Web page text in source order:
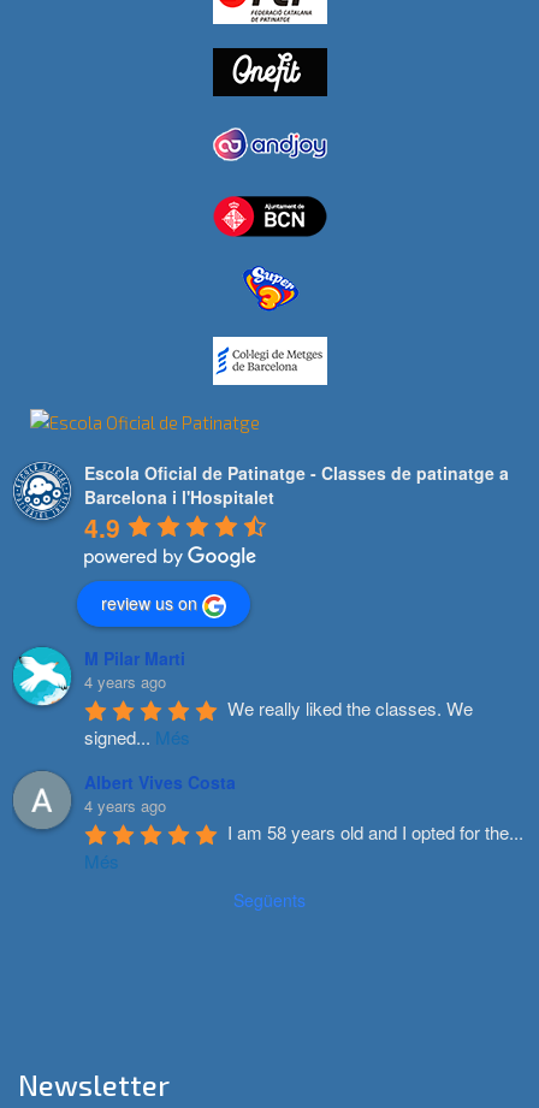
Escola Oficial de Patinatge - Classes de patinatge a
Barcelona i l'Hospitalet
4.9
review us on
M Pilar Marti
4 years ago
We really liked the classes. We
signed... Més
Albert Vives Costa
4 years ago
I am 58 years old and I opted for the...
Més
Següents
Newsletter